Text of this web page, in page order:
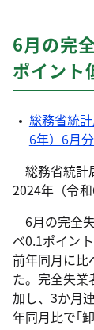
6月の完
ポイント
総務省統
6年）6月
総務省統計
2024年（令
6月の完全
べ0.1ポイン
前年同月に
た。完全失
加し、3か月
年同月比で｢